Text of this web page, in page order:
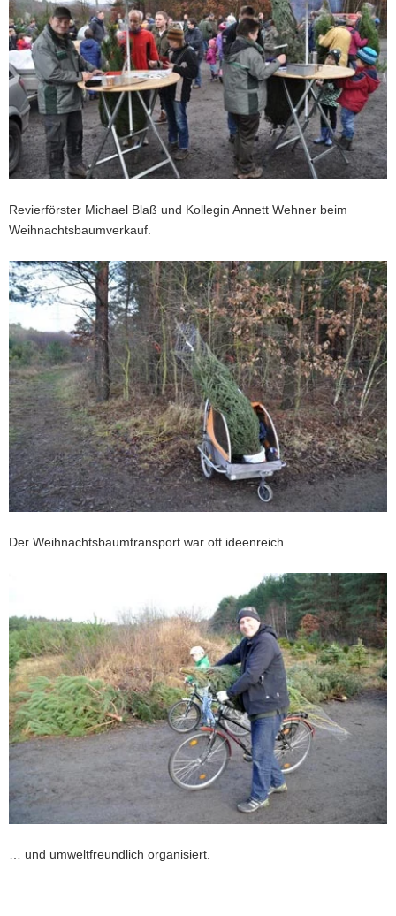
Revierförster Michael Blaß und Kollegin Annett Wehner beim
Weihnachtsbaumverkauf.
Der Weihnachtsbaumtransport war oft ideenreich …
… und umweltfreundlich organisiert.